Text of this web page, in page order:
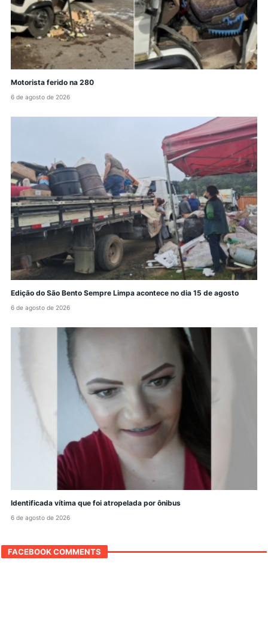
Motorista ferido na 280
6 de agosto de 2026
Edição do São Bento Sempre Limpa acontece no dia 15 de agosto
6 de agosto de 2026
Identificada vítima que foi atropelada por ônibus
6 de agosto de 2026
FACEBOOK COMMENTS